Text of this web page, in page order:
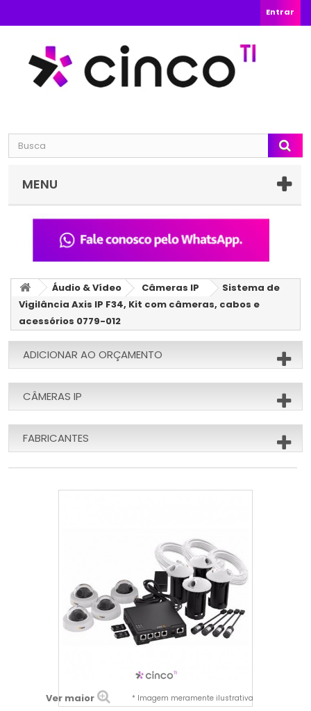
Entrar
MENU
Áudio & Vídeo Câmeras IP
Sistema de
Vigilância Axis IP F34, Kit com câmeras, cabos e
acessórios 0779-012
ADICIONAR AO ORÇAMENTO
CÂMERAS IP
FABRICANTES
Ver maior * Imagem meramente ilustrativa